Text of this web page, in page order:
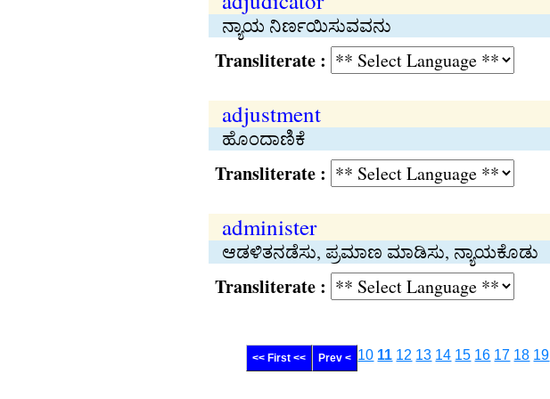
ನ್ಯಾಯ ನಿರ್ಣಯಿಸುವವನು
Transliterate :
adjustment
ಹೊಂದಾಣಿಕೆ
Transliterate :
administer
ಆಡಳಿತನಡೆಸು, ಪ್ರಮಾಣ ಮಾಡಿಸು, ನ್ಯಾಯಕೊಡು
Transliterate :
<< First << Prev < 10 11 12 13 14 15 16 17 18 19